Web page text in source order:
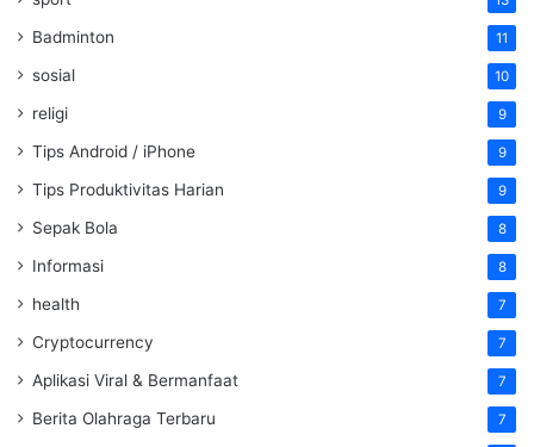
Badminton 11
sosial 10
religi 9
Tips Android / iPhone 9
Tips Produktivitas Harian 9
Sepak Bola 8
Informasi 8
health 7
Cryptocurrency 7
Aplikasi Viral & Bermanfaat 7
Berita Olahraga Terbaru 7